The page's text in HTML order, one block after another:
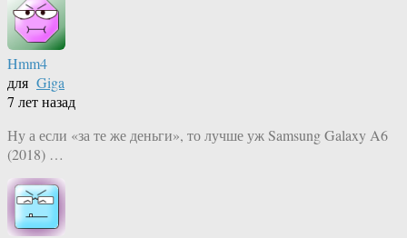
Hmm4
для Giga
7 лет назад
Ну а если «за те же деньги», то лучше уж Samsung Galaxy A6
(2018) …